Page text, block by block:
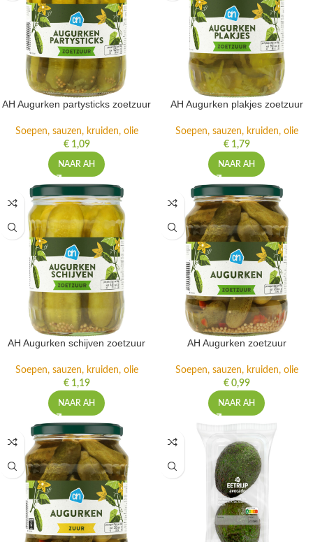
AH Augurken partysticks zoetzuur
Soepen, sauzen, kruiden, olie
€1,09
NAAR AH
AH Augurken plakjes zoetzuur
Soepen, sauzen, kruiden, olie
€1,79
NAAR AH
AH Augurken schijven zoetzuur
Soepen, sauzen, kruiden, olie
€1,19
NAAR AH
AH Augurken zoetzuur
Soepen, sauzen, kruiden, olie
€0,99
NAAR AH